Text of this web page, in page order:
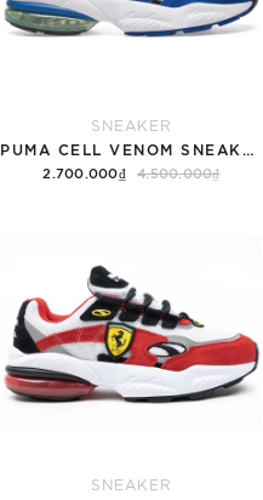
SNEAKER
2.700.000₫ 4.500.000₫
SNEAKER